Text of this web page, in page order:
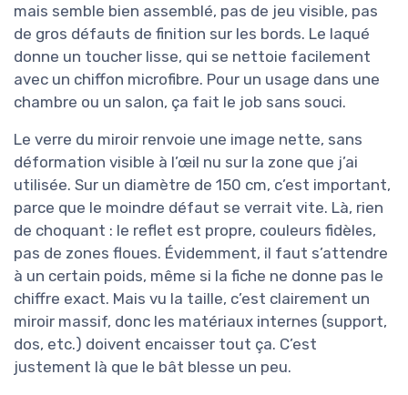
mais semble bien assemblé, pas de jeu visible, pas
de gros défauts de finition sur les bords. Le laqué
donne un toucher lisse, qui se nettoie facilement
avec un chiffon microfibre. Pour un usage dans une
chambre ou un salon, ça fait le job sans souci.
Le verre du miroir renvoie une image nette, sans
déformation visible à l’œil nu sur la zone que j’ai
utilisée. Sur un diamètre de 150 cm, c’est important,
parce que le moindre défaut se verrait vite. Là, rien
de choquant : le reflet est propre, couleurs fidèles,
pas de zones floues. Évidemment, il faut s’attendre
à un certain poids, même si la fiche ne donne pas le
chiffre exact. Mais vu la taille, c’est clairement un
miroir massif, donc les matériaux internes (support,
dos, etc.) doivent encaisser tout ça. C’est
justement là que le bât blesse un peu.